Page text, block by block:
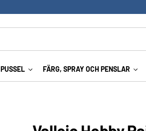
PUSSEL FÄRG, SPRAY OCH PENSLAR